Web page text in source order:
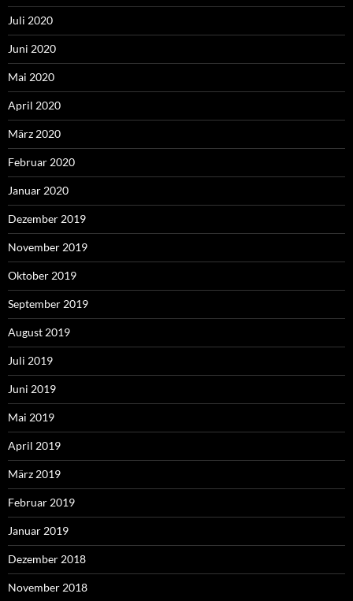
Juli 2020
Juni 2020
Mai 2020
April 2020
März 2020
Februar 2020
Januar 2020
Dezember 2019
November 2019
Oktober 2019
September 2019
August 2019
Juli 2019
Juni 2019
Mai 2019
April 2019
März 2019
Februar 2019
Januar 2019
Dezember 2018
November 2018